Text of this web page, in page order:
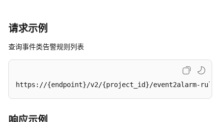
录
用
（阿
布
比
请求示例
查询事件类告警规则列表
https://{endpoint}/v2/{project_id}/event2alarm-rule